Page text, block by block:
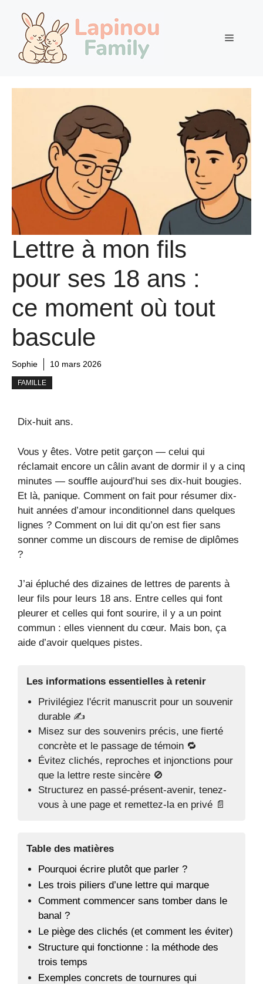
contenu
Menu
Lettre à mon fils
pour ses 18 ans :
ce moment où tout
bascule
Sophie 10 mars 2026
FAMILLE
Dix-huit ans.
Vous y êtes. Votre petit garçon — celui qui
réclamait encore un câlin avant de dormir il y a cinq
minutes — souffle aujourd’hui ses dix-huit bougies.
Et là, panique. Comment on fait pour résumer dix-
huit années d’amour inconditionnel dans quelques
lignes ? Comment on lui dit qu’on est fier sans
sonner comme un discours de remise de diplômes
?
J’ai épluché des dizaines de lettres de parents à
leur fils pour leurs 18 ans. Entre celles qui font
pleurer et celles qui font sourire, il y a un point
commun : elles viennent du cœur. Mais bon, ça
aide d’avoir quelques pistes.
Les informations essentielles à retenir
Privilégiez l'écrit manuscrit pour un souvenir
durable ✍️
Misez sur des souvenirs précis, une fierté
concrète et le passage de témoin 🔁
Évitez clichés, reproches et injonctions pour
que la lettre reste sincère 🚫
Structurez en passé‑présent‑avenir, tenez-
vous à une page et remettez-la en privé 📄
Table des matières
Pourquoi écrire plutôt que parler ?
Les trois piliers d’une lettre qui marque
Comment commencer sans tomber dans le
banal ?
Le piège des clichés (et comment les éviter)
Structure qui fonctionne : la méthode des
trois temps
Exemples concrets de tournures qui